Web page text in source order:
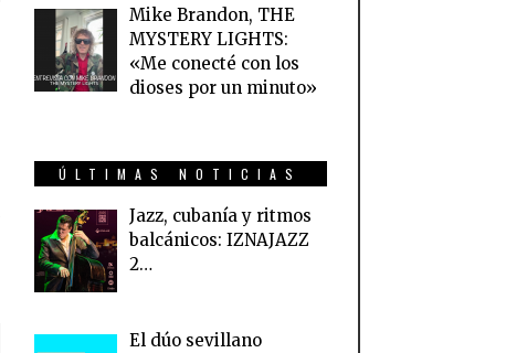
Mike Brandon, THE
MYSTERY LIGHTS:
«Me conecté con los
dioses por un minuto»
ÚLTIMAS NOTICIAS
Jazz, cubanía y ritmos
balcánicos: IZNAJAZZ
2…
El dúo sevillano